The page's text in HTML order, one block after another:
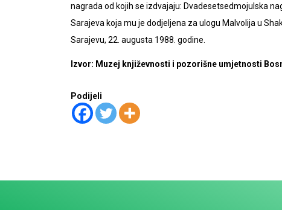
nagrada od kojih se izdvajaju: Dvadesetsedmojulska
Sarajeva koja mu je dodjeljena za ulogu Malvolija u
Sarajevu, 22. augusta 1988. godine.
Izvor: Muzej književnosti i pozorišne umjetnosti
Podijeli